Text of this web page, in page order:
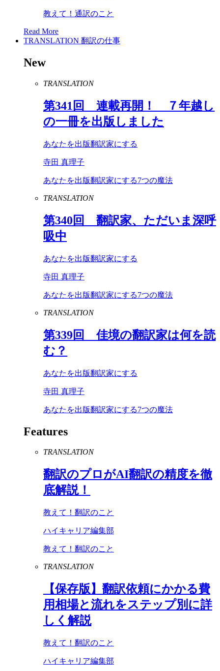
教えて！通訳のこと
Read More
TRANSLATION 翻訳の仕事
New
TRANSLATION
第341 回 連載再開！ ７年越し
の一冊を出版しました
あなたを出版翻訳家にする
寺田 真理子
あなたを出版翻訳家にする7つの魔法
TRANSLATION
第340回 翻訳家、ただいま深呼
吸中
あなたを出版翻訳家にする
寺田 真理子
あなたを出版翻訳家にする7つの魔法
TRANSLATION
第339回 佳境の翻訳家は何を読
む？
あなたを出版翻訳家にする
寺田 真理子
あなたを出版翻訳家にする7つの魔法
Features
TRANSLATION
翻訳のプロがAI翻訳の精度を徹
底解説！
教えて！翻訳のこと
ハイキャリア編集部
教えて！翻訳のこと
TRANSLATION
【保存版】翻訳依頼にかかる費
用相場と流れをステップ別に詳
しく解説
教えて！翻訳のこと
ハイキャリア編集部